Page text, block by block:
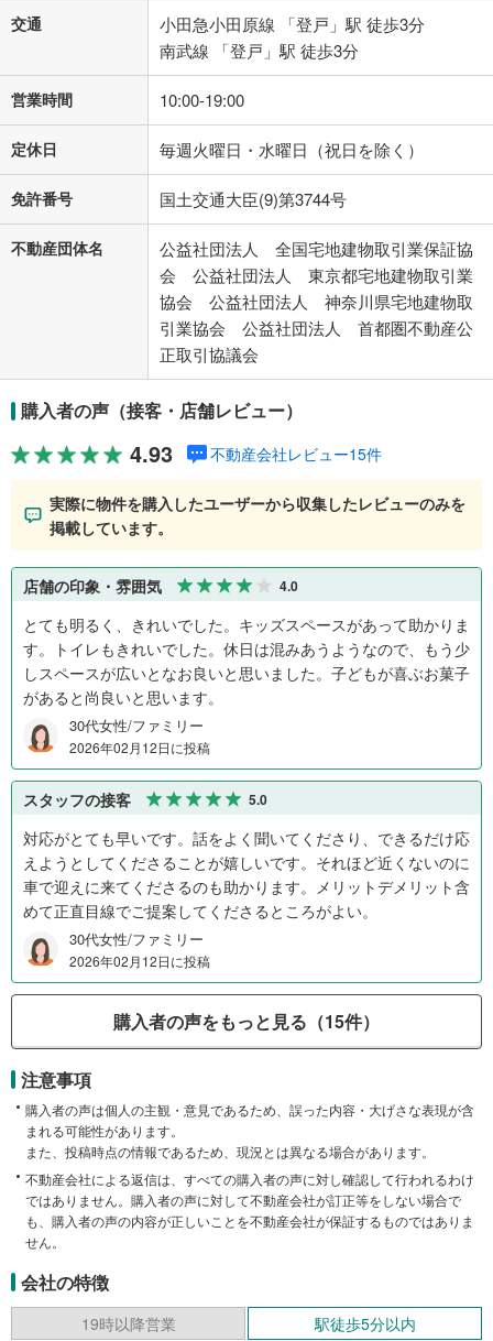
交通
小田急小田原線 「登戸」駅 徒歩3分
南武線 「登戸」駅 徒歩3分
営業時間 10:00-19:00
定休日 毎週火曜日・水曜日（祝日を除く）
免許番号 国土交通大臣(9)第3744号
不動産団体名
公益社団法人 全国宅地建物取引業保証協
会 公益社団法人 東京都宅地建物取引業
協会 公益社団法人 神奈川県宅地建物取
引業協会 公益社団法人 首都圏不動産公
正取引協議会
購入者の声（接客・店舗レビュー）
4.93 不動産会社レビュー15件
実際に物件を購入したユーザーから収集したレビューのみを
掲載しています。
店舗の印象・雰囲気 4.0
とても明るく、きれいでした。キッズスペースがあって助かりま
す。トイレもきれいでした。休日は混みあうようなので、もう少
しスペースが広いとなお良いと思いました。子どもが喜ぶお菓子
があると尚良いと思います。
30代女性/ファミリー
2026年02月12日に投稿
スタッフの接客 5.0
対応がとても早いです。話をよく聞いてくださり、できるだけ応
えようとしてくださることが嬉しいです。それほど近くないのに
車で迎えに来てくださるのも助かります。メリットデメリット含
めて正直目線でご提案してくださるところがよい。
30代女性/ファミリー
2026年02月12日に投稿
購入者の声をもっと見る（15件）
注意事項
購入者の声は個人の主観・意見であるため、誤った内容・大げさな表現が含
まれる可能性があります。
また、投稿時点の情報であるため、現況とは異なる場合があります。
不動産会社による返信は、すべての購入者の声に対し確認して行われるわけ
ではありません。購入者の声に対して不動産会社が訂正等をしない場合で
も、購入者の声の内容が正しいことを不動産会社が保証するものではありま
せん。
会社の特徴
19時以降営業 駅徒歩5分以内